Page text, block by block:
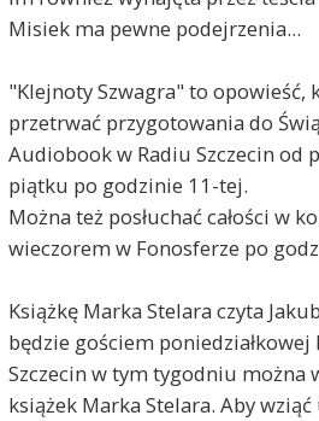
Misiek ma pewne podejrzenia...
"Klejnoty Szwagra" to opowieść,
przetrwać przygotowania do
Audiobook w Radiu Szczecin od
piątku po godzinie 11-tej.
Można też posłuchać całości w
wieczorem w Fonosferze po
Książkę Marka Stelara czyta
będzie gościem poniedziałkowej
Szczecin w tym tygodniu można
książek Marka Stelara. Aby